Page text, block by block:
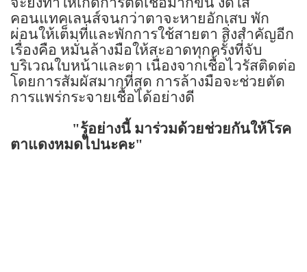
คอนแทคเลนส์จนกว่าตาจะหายอักเสบ พัก
ผ่อนให้เต็มที่และพักการใช้สายตา สิ่งสำคัญอีก
เรื่องคือ หมั่นล้างมือให้สะอาดทุกครั้งที่จับ
บริเวณใบหน้าและตา เนื่องจากเชื้อไวรัสติดต่อ
โดยการสัมผัสมากที่สุด การล้างมือจะช่วยตัด
การแพร่กระจายเชื้อได้อย่างดี
"รู้อย่างนี้ มาร่วมด้วยช่วยกันให้โรค
ตาแดงหมดไปนะคะ"